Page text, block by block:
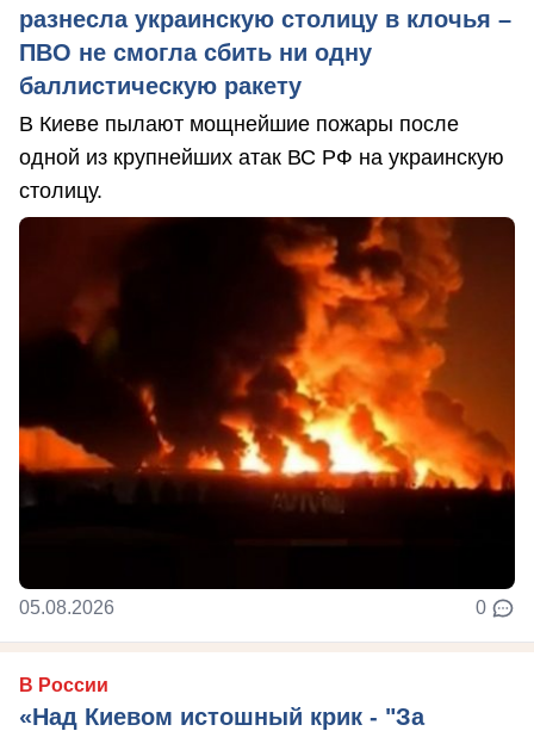
разнесла украинскую столицу в клочья –
ПВО не смогла сбить ни одну
баллистическую ракету
В Киеве пылают мощнейшие пожары после
одной из крупнейших атак ВС РФ на украинскую
столицу.
05.08.2026 0
В России
«Над Киевом истошный крик - "За